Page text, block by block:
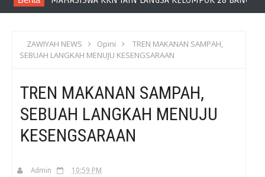
ZAWIYAH NEWS Opini
TREN MAKANAN SAMPAH,
SEBUAH LANGKAH MENUJU KESENGSARAAN
TREN MAKANAN SAMPAH,
SEBUAH LANGKAH MENUJU
KESENGSARAAN
Admin 10:59 PM